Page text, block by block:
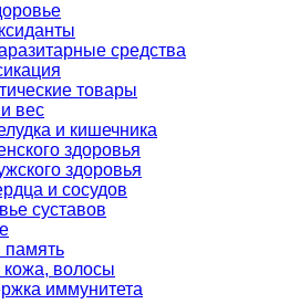
средства
товары
вес
и кишечника
здоровья
здоровья
и сосудов
суставов
память
кожа, волосы
иммунитета